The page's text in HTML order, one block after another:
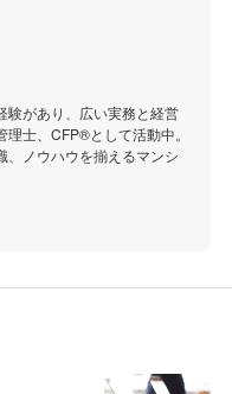
験があり、広い実務と経営
士、CFP®︎として活動中。
、ノウハウを揃えるマンシ